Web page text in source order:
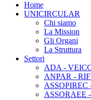
Home
UNICIRCULAR
Chi siamo
La Mission
Gli Organi
La Struttura
Settori
ADA -
ANPAR -
ASSOPIREC
ASSORAEE -